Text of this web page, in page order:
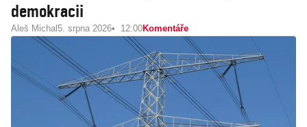
demokracii
Aleš Michal 5. srpna 2026 12:00Komentáře